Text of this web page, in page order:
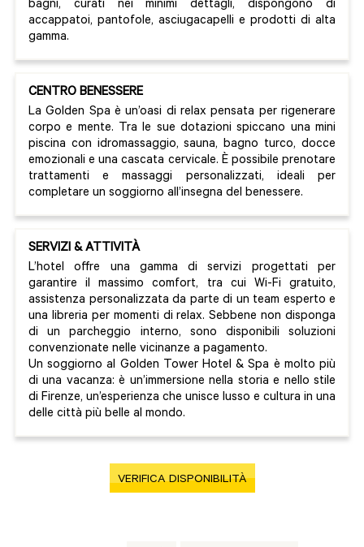
bagni, curati nei minimi dettagli, dispongono di
accappatoi, pantofole, asciugacapelli e prodotti di alta
gamma.
CENTRO BENESSERE
La Golden Spa è un’oasi di relax pensata per rigenerare
corpo e mente. Tra le sue dotazioni spiccano una mini
piscina con idromassaggio, sauna, bagno turco, docce
emozionali e una cascata cervicale. È possibile prenotare
trattamenti e massaggi personalizzati, ideali per
completare un soggiorno all’insegna del benessere.
SERVIZI & ATTIVITÀ
L’hotel offre una gamma di servizi progettati per
garantire il massimo comfort, tra cui Wi-Fi gratuito,
assistenza personalizzata da parte di un team esperto e
una libreria per momenti di relax. Sebbene non disponga
di un parcheggio interno, sono disponibili soluzioni
convenzionate nelle vicinanze a pagamento.
Un soggiorno al Golden Tower Hotel & Spa è molto più
di una vacanza: è un’immersione nella storia e nello stile
di Firenze, un’esperienza che unisce lusso e cultura in una
delle città più belle al mondo.
VERIFICA DISPONIBILITÀ